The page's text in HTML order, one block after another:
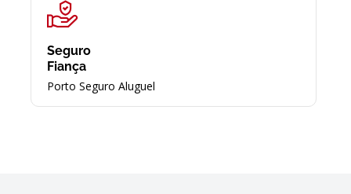
Seguro
Fiança
Porto Seguro Aluguel